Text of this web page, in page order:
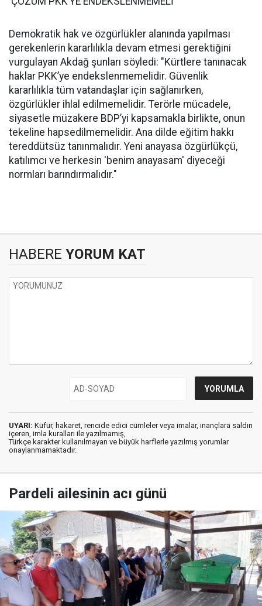
Demokratik hak ve özgürlükler alanında yapılması
gerekenlerin kararlılıkla devam etmesi gerektiğini
vurgulayan Akdağ şunları söyledi: "Kürtlere tanınacak
haklar PKK’ye endekslenmemelidir. Güvenlik
kararlılıkla tüm vatandaşlar için sağlanırken,
özgürlükler ihlal edilmemelidir. Terörle mücadele,
siyasetle müzakere BDP’yi kapsamakla birlikte, onun
tekeline hapsedilmemelidir. Ana dilde eğitim hakkı
tereddütsüz tanınmalıdır. Yeni anayasa özgürlükçü,
katılımcı ve herkesin 'benim anayasam' diyeceği
normları barındırmalıdır."
HABERE YORUM KAT
UYARI: Küfür, hakaret, rencide edici cümleler veya imalar, inançlara saldırı
içeren, imla kuralları ile yazılmamış,
Türkçe karakter kullanılmayan ve büyük harflerle yazılmış yorumlar
onaylanmamaktadır.
Pardeli ailesinin acı günü